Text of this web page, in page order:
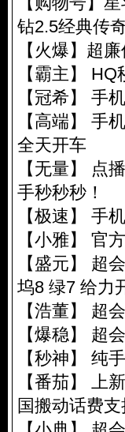
钻2.5经典传
【火爆】超
【霸主】
【冠希】 手
【高端】 手
全天开车
【无量】 点
手秒秒秒！
【极速】 手
【小雅】 官
【盛元】 超
坞8 绿7 给力
【浩董】 超
【爆稳】 超
【秒神】 纯
【番茄】 上
国搬动话费